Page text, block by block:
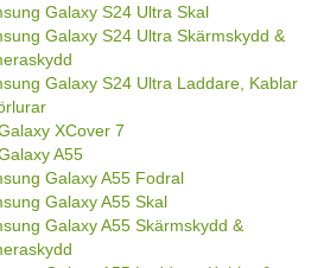
Galaxy S24 Ultra Skal
Galaxy S24 Ultra Skärmskydd &
Galaxy S24 Ultra Laddare, Kablar
XCover 7
A55
Galaxy A55 Fodral
Galaxy A55 Skal
Galaxy A55 Skärmskydd &